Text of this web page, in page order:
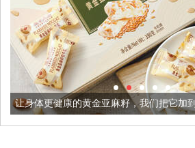
亚麻籽，我们把它加到了牛轧糖里